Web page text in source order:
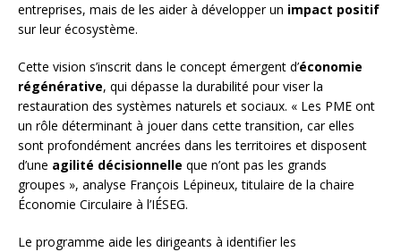
entreprises, mais de les aider à développer un impact positif
sur leur écosystème.
Cette vision s’inscrit dans le concept émergent d’économie
régénérative, qui dépasse la durabilité pour viser la
restauration des systèmes naturels et sociaux. « Les PME ont
un rôle déterminant à jouer dans cette transition, car elles
sont profondément ancrées dans les territoires et disposent
d’une agilité décisionnelle que n’ont pas les grands
groupes », analyse François Lépineux, titulaire de la chaire
Économie Circulaire à l’IÉSEG.
Le programme aide les dirigeants à identifier les